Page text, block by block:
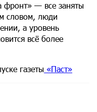
фронт» — все заняты
словом, люди
а уровень
всё более
газеты «Паст»